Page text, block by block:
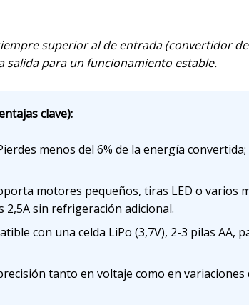
superior al de entrada (convertidor
salida para un funcionamiento estable.
clave):
menos del 6% de la energía
motores pequeños, tiras LED o varios
sin refrigeración adicional.
con una celda LiPo (3,7V), 2-3 pilas AA,
tanto en voltaje como en